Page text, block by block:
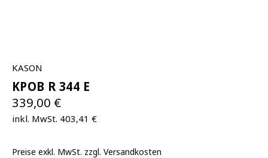
KASON
KPOB R 344 E
339,00 €
inkl. MwSt. 403,41 €
Preise exkl. MwSt. zzgl. Versandkosten